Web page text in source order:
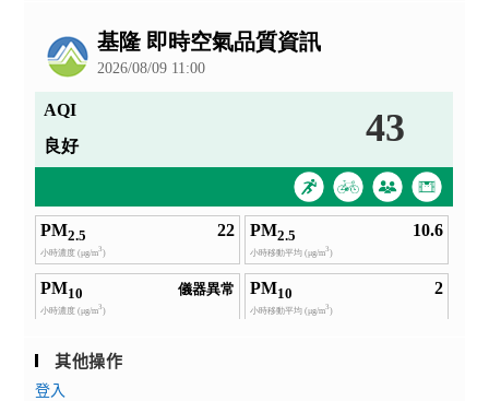
其他操作
登入